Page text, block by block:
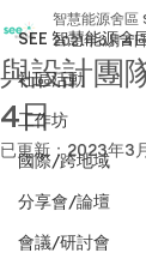
SEE 智慧能源舍
社區活動
工作坊
國際/跨地域
分享會/論壇
會議/研討會
與設計團
4日
智慧能源舍區
2021年6月4日
已更新：2023年3